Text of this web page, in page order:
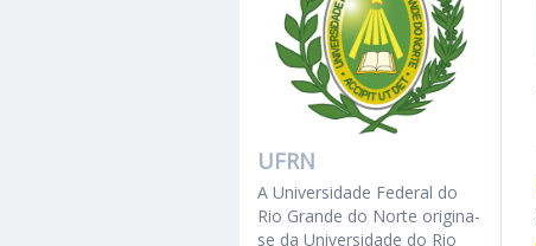
UFRN
A Universidade Federal do
Rio Grande do Norte origina-
se da Universidade do Rio